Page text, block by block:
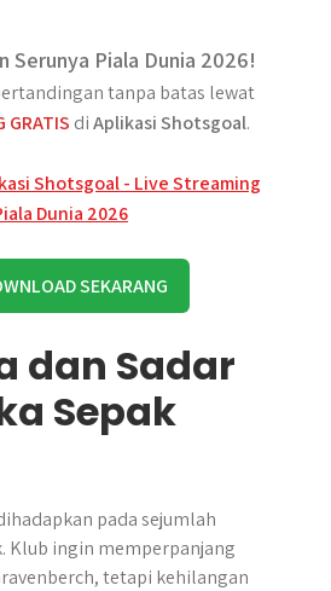
Serunya Piala Dunia 2026!
tanpa batas lewat
GRATIS diAplikasi Shotsgoal.
SEKARANG
dan Sadar
Sepak
pada sejumlah
Klub ingin memperpanjang
tetapi kehilangan